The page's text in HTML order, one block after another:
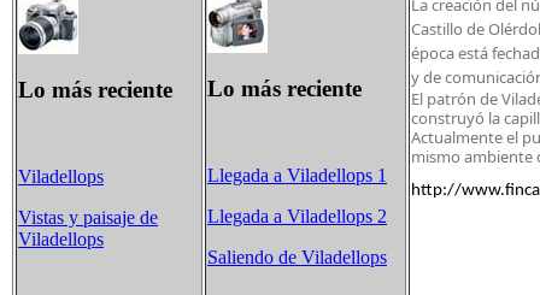
Lo más reciente
Viladellops
Vistas y paisaje de
Viladellops
Lo más reciente
Llegada a Viladellops 1
Llegada a Viladellops 2
Saliendo de Viladellops
La creación del
Castillo de
época está
y de
El patrón de
construyó la
Actualmente el
mismo ambiente
http://